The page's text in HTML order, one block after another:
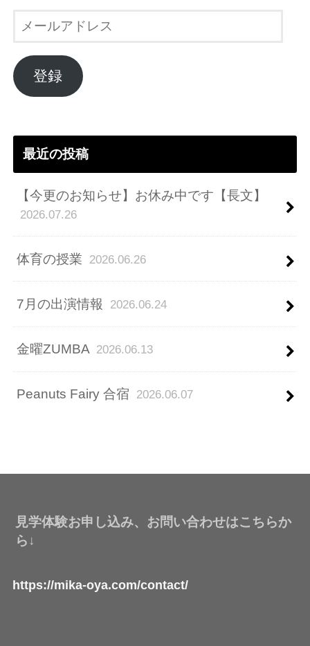
ル
ア
ド
登録
最近の投稿
【今更のお知らせ】お休み中です【長文】
2026.07.26
体育の授業 2026.06.26
7月の出演情報 2026.06.24
金曜ZUMBA 2026.06.13
Peanuts Fairy 合宿 2026.06.07
見学体験お申し込み、お問い合わせはこちらか
ら↓
https://mika-oya.com/contact/